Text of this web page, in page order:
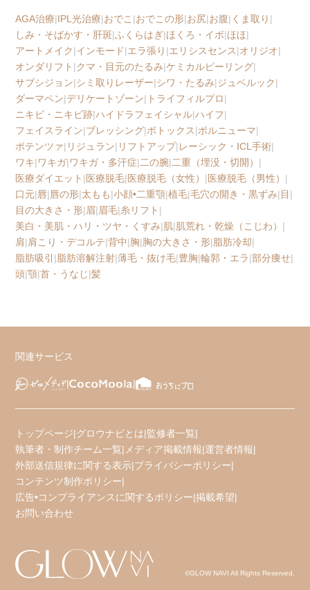
AGA治療|IPL光治療|おでこ |おでこの形|お尻|お腹| くま取り |
しみ・そばかす・肝斑|ふくらはぎ|ほくろ・イボ|ほほ|
アートメイク|インモード|エラ張り |エリシスセンス|オリジオ|
オンダリフト |クマ・目元のたるみ|ケミカルピーリング|
サブシジョン|シミ取りレーザー|シワ・たるみ|ジュベルック|
ダーマペン|デリケートゾーン| トライフィルプロ|
ニキビ・ニキビ跡|ハイドラフェイシャル|ハイフ|
フェイスライン|ブレッシング|ボトックス|ボルニューマ|
ポテンツァ| リジュラン| リフトアップ|レーシック・ICL手術|
ワキ|ワキガ|ワキガ・多汗症|二の腕|二重（埋没・切開） |
医療ダイエット |医療脱毛|医療脱毛（女性） |医療脱毛（男性） |
口元|唇|唇の形|太もも|小顔•二重顎|植毛|毛穴の開き・黒ずみ|目 |
目の大きさ・形|眉|眉毛|糸リフト |
美白・美肌・ハリ・ツヤ・くすみ|肌|肌荒れ・乾燥（こじわ） |
肩|肩こり・デコルテ|背中|胸|胸の大きさ・形|脂肪冷却|
脂肪吸引 |脂肪溶解注射|薄毛・抜け毛|豊胸|輪郭・エラ|部分痩せ|
頭|顎|首・うなじ|髪
関連サービス
トップページ|グロウナビとは|監修者一覧|
執筆者・制作チーム一覧| メディア掲載情報|運営者情報|
外部送信規律に関する表示|プライバシーポリシー|
コンテンツ制作ポリシー|
広告•コンプライアンスに関するポリシー|掲載希望|
お問い合わせ
©GLOW NAVI All Rights Reserved.